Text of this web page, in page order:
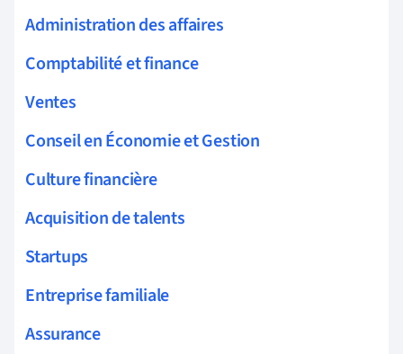
Administration des affaires
Comptabilité et finance
Ventes
Conseil en Économie et Gestion
Culture financière
Acquisition de talents
Startups
Entreprise familiale
Assurance